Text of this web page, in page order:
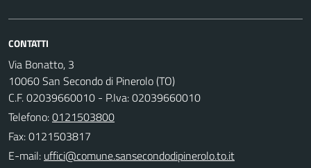
CONTATTI
Via Bonatto, 3
10060 San Secondo di Pinerolo (TO)
C.F. 02039660010 - P.Iva: 02039660010
Telefono:0121503800
Fax: 0121503817
E-mail: